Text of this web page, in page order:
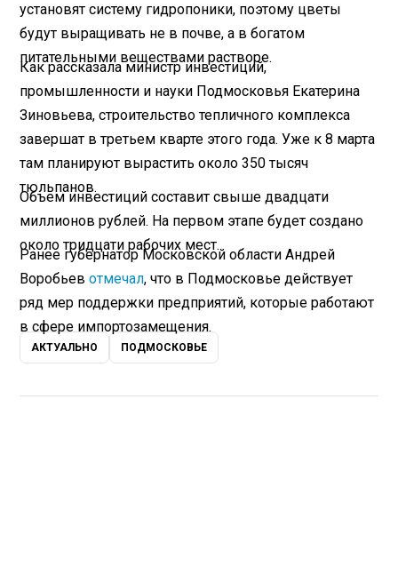
установят систему гидропоники, поэтому цветы
будут выращивать не в почве, а в богатом
питательными веществами растворе.
Как рассказала министр инвестиций,
промышленности и науки Подмосковья Екатерина
Зиновьева, строительство тепличного комплекса
завершат в третьем кварте этого года. Уже к 8 марта
там планируют вырастить около 350 тысяч
тюльпанов.
Объем инвестиций составит свыше двадцати
миллионов рублей. На первом этапе будет создано
около тридцати рабочих мест.
Ранее губернатор Московской области Андрей
Воробьевотмечал, что в Подмосковье действует
ряд мер поддержки предприятий, которые работают
в сфере импортозамещения.
АКТУАЛЬНО ПОДМОСКОВЬЕ